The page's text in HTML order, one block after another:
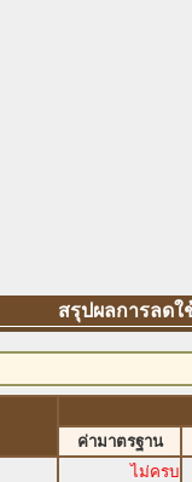
สรุปผลการลดใช้
ค่ามาตรฐาน
ไม่ครบ